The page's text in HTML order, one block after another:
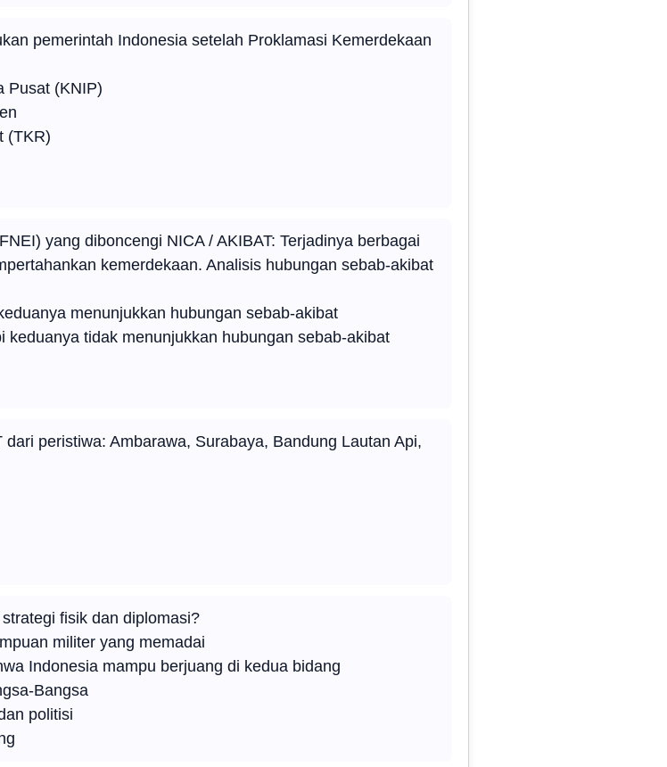
pemerintah Indonesia setelah Proklamasi Kemerdekaan
Pusat (KNIP)
(TKR)
yang diboncengi NICA / AKIBAT: Terjadinya berbagai
kemerdekaan. Analisis hubungan sebab-akibat
menunjukkan hubungan sebab-akibat
keduanya tidak menunjukkan hubungan sebab-akibat
peristiwa: Ambarawa, Surabaya, Bandung Lautan Api,
fisik dan diplomasi?
militer yang memadai
Indonesia mampu berjuang di kedua bidang
Bangsa
politisi